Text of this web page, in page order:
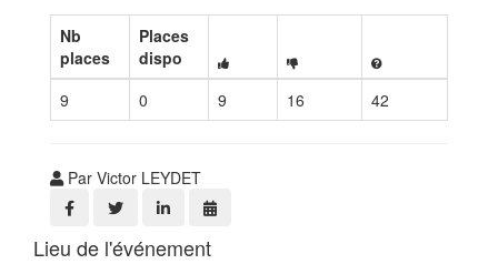
Nb
places
Places
dispo
9
0 9 16 42
Par Victor LEYDET
Lieu de l'événement